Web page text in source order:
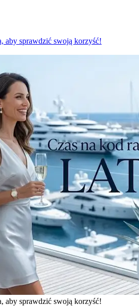
aby sprawdzić swoją korzyść!
aby sprawdzić swoją korzyść!